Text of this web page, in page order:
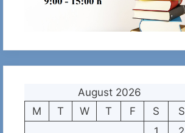
August 2026
M
T W T F S
S